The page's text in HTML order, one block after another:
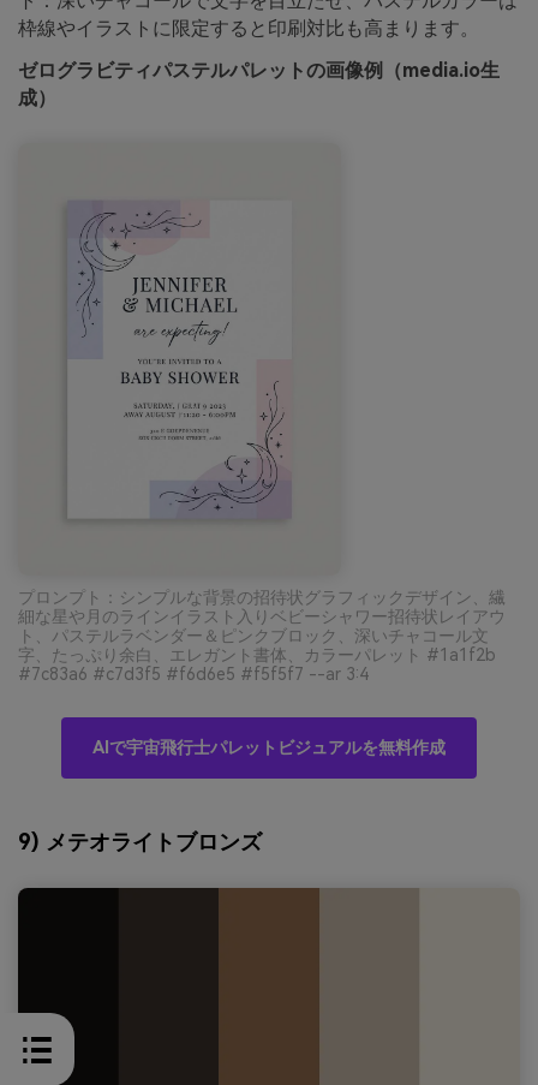
枠線やイラストに限定すると印刷対比も高まります。
ゼログラビティパステルパレットの画像例（media.io生
成）
プロンプト：シンプルな背景の招待状グラフィックデザイン、繊
細な星や月のラインイラスト入りベビーシャワー招待状レイアウ
ト、パステルラベンダー＆ピンクブロック、深いチャコール文
字、たっぷり余白、エレガント書体、カラーパレット #1a1f2b
#7c83a6 #c7d3f5 #f6d6e5 #f5f5f7 --ar 3:4
AIで宇宙飛行士パレットビジュアルを無料作成
9) メテオライトブロンズ